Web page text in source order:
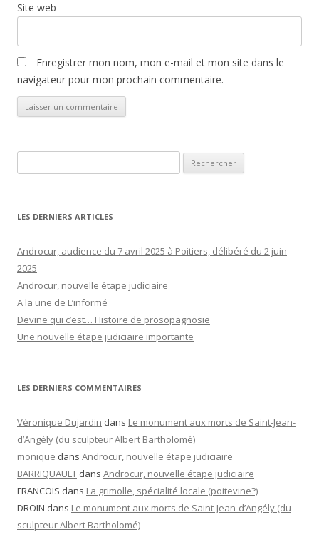
Site web
Enregistrer mon nom, mon e-mail et mon site dans le
navigateur pour mon prochain commentaire.
LES DERNIERS ARTICLES
Androcur, audience du 7 avril 2025 à Poitiers, délibéré du 2 juin
2025
Androcur, nouvelle étape judiciaire
A la une de L’informé
Devine qui c’est… Histoire de prosopagnosie
Une nouvelle étape judiciaire importante
LES DERNIERS COMMENTAIRES
Véronique Dujardin dans Le monument aux morts de Saint-Jean-
d’Angély (du sculpteur Albert Bartholomé)
monique dans Androcur, nouvelle étape judiciaire
BARRIQUAULT dans Androcur, nouvelle étape judiciaire
FRANCOIS dans La grimolle, spécialité locale (poitevine?)
DROIN dans Le monument aux morts de Saint-Jean-d’Angély (du
sculpteur Albert Bartholomé)